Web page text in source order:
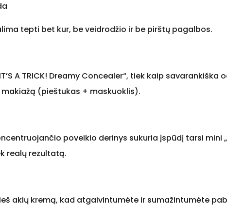
tepti bet kur, be veidrodžio ir be pirštų pagalbos.
A TRICK! Dreamy Concealer“, tiek kaip
(pieštukas + maskuoklis).
poveikio derinys sukuria įspūdį tarsi mini
realų rezultatą.
akių kremą, kad atgaivintumėte ir sumažintumėte